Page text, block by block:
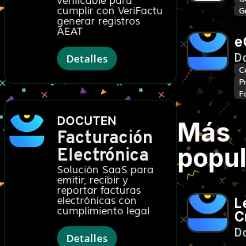
cumplir con VeriFactu
generar registros
AEAT
Detalles
DOCUTEN
Facturación
Electrónica
Solución SaaS para
emitir, recibir y
reportar facturas
electrónicas con
cumplimiento legal
Detalles
Más